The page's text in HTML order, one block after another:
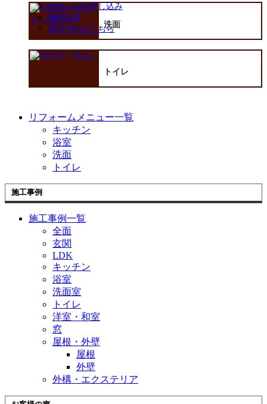
イベントお申し込み
資料請求
来店予約はこちら
洗面
トイレ
リフォームメニュー一覧
キッチン
浴室
洗面
トイレ
施工事例
施工事例一覧
全面
玄関
LDK
キッチン
浴室
洗面室
トイレ
洋室・和室
窓
屋根・外壁
屋根
外壁
外構・エクステリア